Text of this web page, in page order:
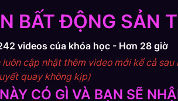
BẤT ĐỘNG SẢN
videos của khóa học - Hơn 28 giờ
luôn cập nhật thêm video mới kể cả
quay không kịp)
CÓ GÌ VÀ BẠN SẼ